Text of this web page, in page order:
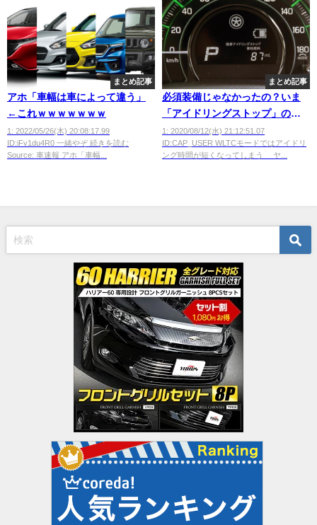
まとめ記事
アホ「車幅は車によって違う」
←これｗｗｗｗｗｗｗ
1: 2022/05/26(木) 20:08:17.99
ID:iFv1du4R0 一緒やぞ 続きを読む
Source: 車速報 アホ「車幅...
まとめ記事
必須装備じゃなかったの？いま
「アイドリングストップ」の
「不採用車」が増えている
1: 2020/08/12(水) 21:12:51.07
ID:CAP_USER WLTCモードではアイドリ
ング時間が短くなってしまう ヤ...